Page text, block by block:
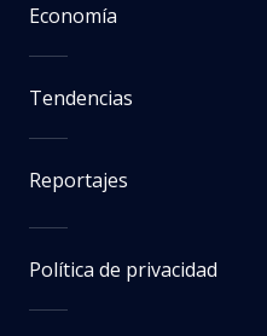
Economía
Tendencias
Reportajes
Política de privacidad